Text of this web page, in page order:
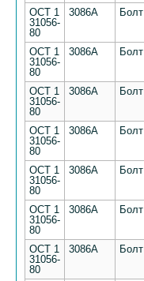
ОСТ 1
31056-
80
3086А Болт
ОСТ 1
31056-
80
3086А Болт
ОСТ 1
31056-
80
3086А Болт
ОСТ 1
31056-
80
3086А Болт
ОСТ 1
31056-
80
3086А Болт
ОСТ 1
31056-
80
3086А Болт
ОСТ 1
31056-
80
3086А Болт